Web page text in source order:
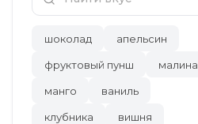
шоколад апельсин
фруктовый пунш малина
манго ваниль
клубника вишня